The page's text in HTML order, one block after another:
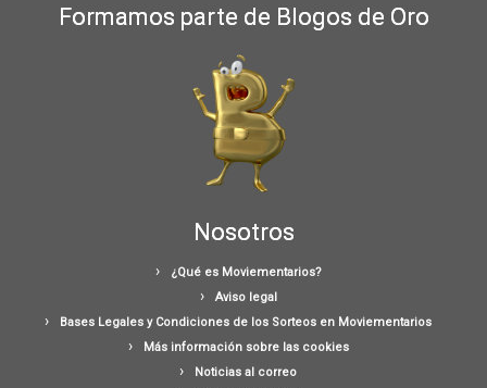
Formamos parte de Blogos de Oro
Nosotros
¿Qué es Moviementarios?
Aviso legal
Bases Legales y Condiciones de los Sorteos en Moviementarios
Más información sobre las cookies
Noticias al correo